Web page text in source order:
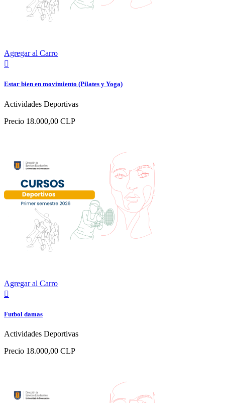
Agregar al Carro

Estar bien en movimiento (Pilates y Yoga)
Actividades Deportivas
Precio 18.000,00 CLP
Agregar al Carro

Futbol damas
Actividades Deportivas
Precio 18.000,00 CLP